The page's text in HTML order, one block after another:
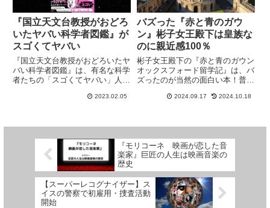
『国立天文台教授がおどろ
いたヤバい科学者図鑑』が
スゴくてヤバい
『国立天文台教授がおどろいたヤ
バい科学者図鑑』は、有名な科学
者たちの「スゴくてヤバい」人間
もの科学への好奇心をかき立てる
向きの知育本として超オススメ！
2023.02.05
バズった『赤と青のガウ
ン』彬子女王殿下は皇族な
のに親近感100％
彬子女王殿下の『赤と青のガウン
オックスフォード留学記』は、バ
ズったのが当然の面白い本！普段
と、海外の大学院で博士号を取得
柄が伺えます。
2024.09.17 2024.10.18
『モリコーネ 映画が恋した音
楽家』巨匠の人生は映画音楽の
歴史
【スーパーレコグナイザー】ス
イスの警察で初雇用・捜査活動
開始